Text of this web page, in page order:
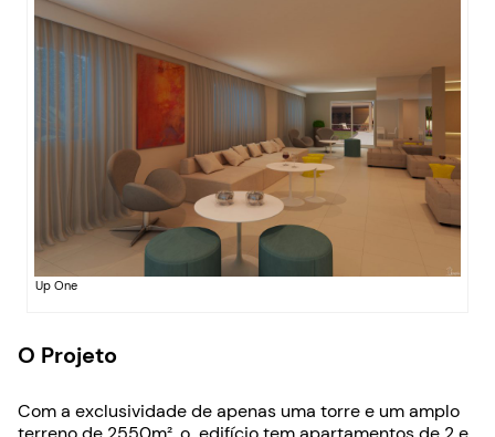
Up One
O Projeto
Com a exclusividade de apenas uma torre e um amplo